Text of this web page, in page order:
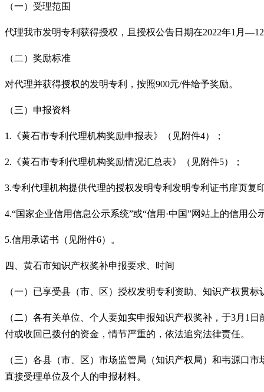
（一）受理范围
代理我市发明专利获得授权，且授权公告日期在2022年1月 —
（二）奖励标准
对代理并获得授权的发明专利，按照900元/件给予奖励。
（三）申报资料
1.《黄石市专利代理机构奖励申报表》（见附件4）；
2.《黄石市专利代理机构奖励情况汇总表》（见附件5）；
3.专利代理机构提供代理的授权发明专利发明专利证书扉页复
4.“国家企业信用信息公示系统”或“信用 ·中国”网站上的信用公
5.信用承诺书（见附件6）。
四、黄石市知识产权奖补申报要求、 时间
（一）已享受县（市、区）授权发明专利资助、知识产权贯
（二）各有关单位、个人要如实申报知识产权奖补，于3月1日
付或收回已拨付的资金，情节严重的，依法追究法律责任。
（三）各县（市、区）市场监管局（知识产权局）和韦源口
直接受理单位及个人的申报材料。